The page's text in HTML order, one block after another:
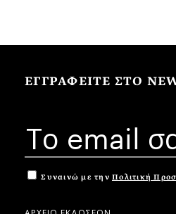
ΕΓΓΡΑΦΕΙΤΕ ΣΤΟ
Συναινώ με την Πολιτική